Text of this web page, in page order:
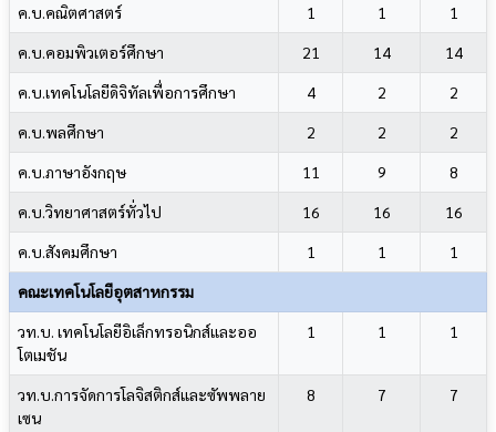
ค.บ.คณิตศาสตร์
1 1
1
ค.บ.คอมพิวเตอร์ศึกษา
21 14
14
ค.บ.เทคโนโลยีดิจิทัลเพื่อการศึกษา
4 2
2
ค.บ.พลศึกษา
2 2
2
ค.บ.ภาษาอังกฤษ
11 9
8
ค.บ.วิทยาศาสตร์ทั่วไป
16 16
16
ค.บ.สังคมศึกษา
1 1
1
คณะเทคโนโลยีอุตสาหกรรม
วท.บ. เทคโนโลยีอิเล็กทรอนิกส์และออ
โตเมชัน
1 1 1
วท.บ.การจัดการโลจิสติกส์และซัพพลาย
เซน
8 7 7